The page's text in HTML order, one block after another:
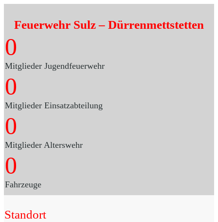
Feuerwehr Sulz– Dürrenmettstetten
0
Mitglieder Jugendfeuerwehr
0
Mitglieder Einsatzabteilung
0
Mitglieder Alterswehr
0
Fahrzeuge
Standort